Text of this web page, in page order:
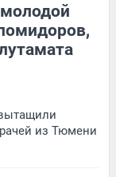
из Тюмени